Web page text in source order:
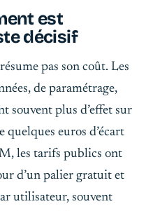
est
décisif
pas son coût. Les
de paramétrage,
souvent plus d’effet sur
euros d’écart
les tarifs publics ont
d’un palier gratuit et
utilisateur, souvent